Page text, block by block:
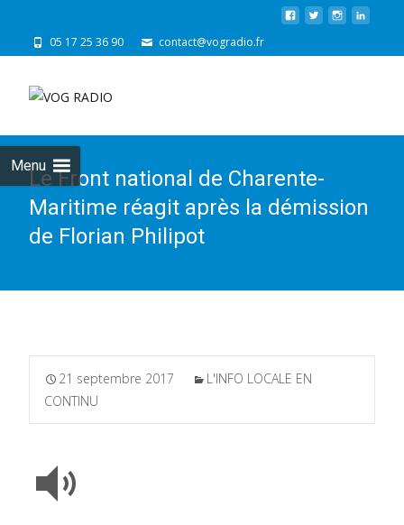
05 17 25 36 90 contact@vogradio.fr
Menu
Le Front national de Charente-
Maritime réagit après la démission
de Florian Philipot
21 septembre 2017
L'INFO LOCALE EN
CONTINU